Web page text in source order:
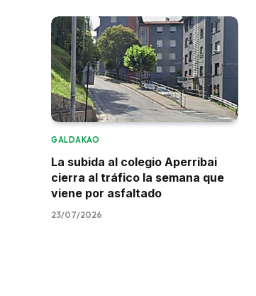
GALDAKAO
La subida al colegio Aperribai
cierra al tráfico la semana que
viene por asfaltado
23/07/2026